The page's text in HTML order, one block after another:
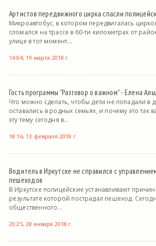
Артистов передвижного цирка спасли
Микроавтобус, в котором передвигалась
сломался на трассе в 60-ти километрах от
улице в тот момент...
14:04, 19 марта 2018 г.
Гость программы "Разговор о важном" - Елена
Что можно сделать, чтобы дети не попадали в
оставались в родных семьях, и почему это так
эту тему сегодня в...
18:16, 13 февраля 2018 г.
Водитель в Иркутске не справился с
пешеходов
В Иркутске полицейские устанавливают
результате которой пострадал пешеход.
общественного...
20:25, 28 января 2018 г.